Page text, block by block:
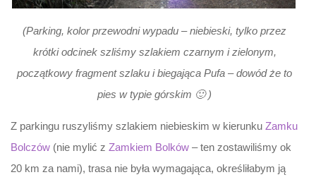
(Parking, kolor przewodni wypadu – niebieski, tylko przez
krótki odcinek szliśmy szlakiem czarnym i zielonym,
początkowy fragment szlaku i biegająca Pufa – dowód że to
pies w typie górskim 🙂 )
Z parkingu ruszyliśmy szlakiem niebieskim w kierunku Zamku
Bolczów (nie mylić z Zamkiem Bolków – ten zostawiliśmy ok
20 km za nami), trasa nie była wymagająca, określiłabym ją